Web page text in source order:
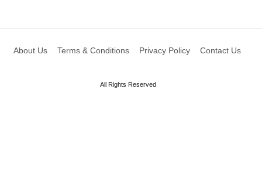
About Us Terms & Conditions Privacy Policy Contact Us
All Rights Reserved